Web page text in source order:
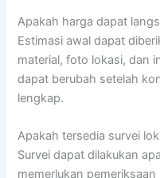
Apakah harga dapat
Estimasi awal dapat
material, foto lokasi, dan
dapat berubah setelah
lengkap.
Apakah tersedia survei
Survei dapat dilakukan
memerlukan